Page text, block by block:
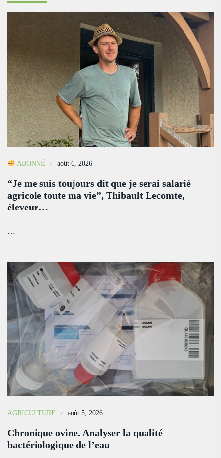
ABONNÉ août 6, 2026
“Je me suis toujours dit que je serai salarié
agricole toute ma vie”, Thibault Lecomte,
éleveur…
…
AGRICULTURE août 5, 2026
Chronique ovine. Analyser la qualité
bactériologique de l’eau